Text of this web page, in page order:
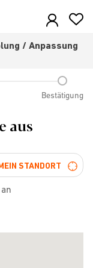
/ Anpassung
Bestätigung
aus
STANDORT